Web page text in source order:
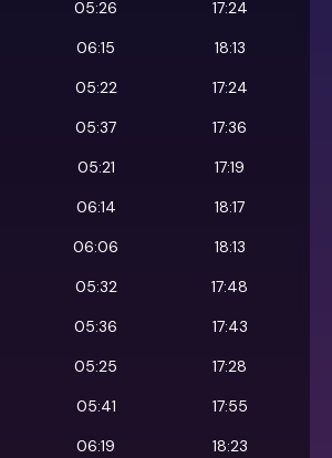
05:26
17:24
06:15
18:13
05:22
17:24
05:37
17:36
05:21
17:19
06:14
18:17
06:06
18:13
05:32
17:48
05:36
17:43
05:25
17:28
05:41
17:55
06:19
18:23